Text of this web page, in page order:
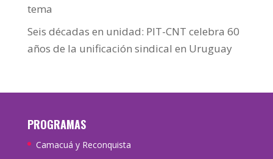
tema
Seis décadas en unidad: PIT-CNT celebra 60
años de la unificación sindical en Uruguay
PROGRAMAS
Camacuá y Reconquista